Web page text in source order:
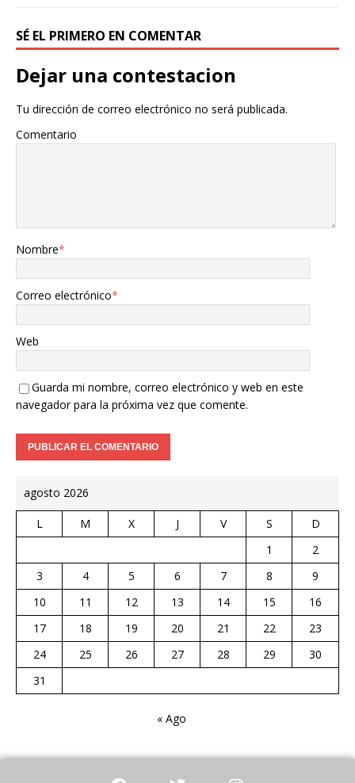
SÉ EL PRIMERO EN COMENTAR
Dejar una contestacion
Tu dirección de correo electrónico no será publicada.
Comentario
Nombre*
Correo electrónico*
Web
Guarda mi nombre, correo electrónico y web en este
navegador para la próxima vez que comente.
agosto 2026
L M X J V S
D
1
2
3
4 5 6 7 8
9
10
11 12 13 14 15
16
17
18 19 20 21 22
23
24
25 26 27 28 29
30
31
« Ago